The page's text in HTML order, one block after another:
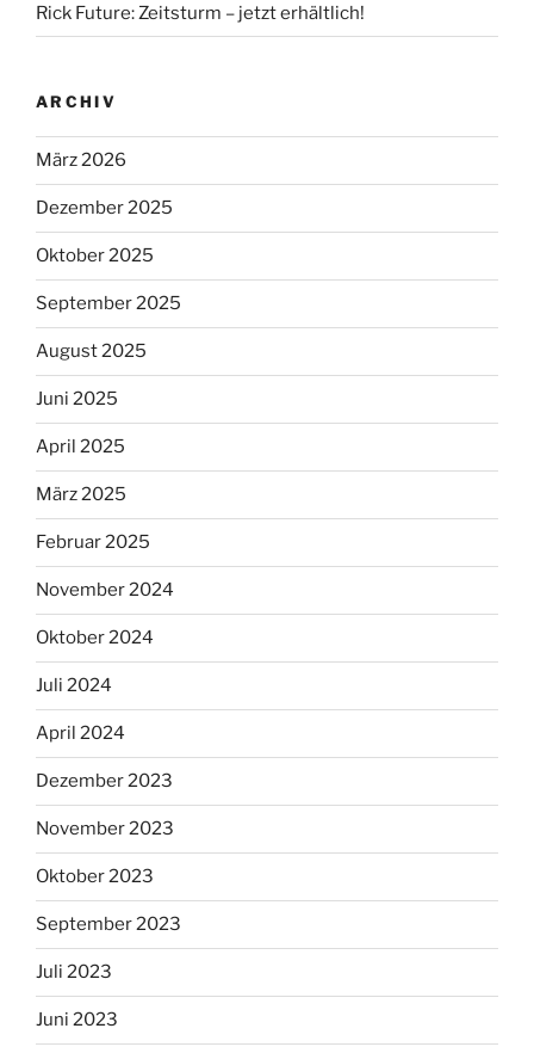
Rick Future: Zeitsturm – jetzt erhältlich!
ARCHIV
März 2026
Dezember 2025
Oktober 2025
September 2025
August 2025
Juni 2025
April 2025
März 2025
Februar 2025
November 2024
Oktober 2024
Juli 2024
April 2024
Dezember 2023
November 2023
Oktober 2023
September 2023
Juli 2023
Juni 2023